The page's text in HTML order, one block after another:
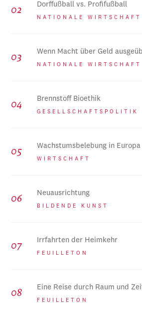
Dorffußball vs. Profifußball
NATIONALE WIRTSCHAFT
Wenn Macht über Geld
NATIONALE WIRTSCHAFT
Brennstoff Bioethik
GESELLSCHAFTSPOLITIK
Wachstumsbelebung in Europa
WIRTSCHAFT
Neuausrichtung
BILDENDE KUNST
Irrfahrten der Heimkehr
FEUILLETON
Eine Reise durch Raum und
FEUILLETON